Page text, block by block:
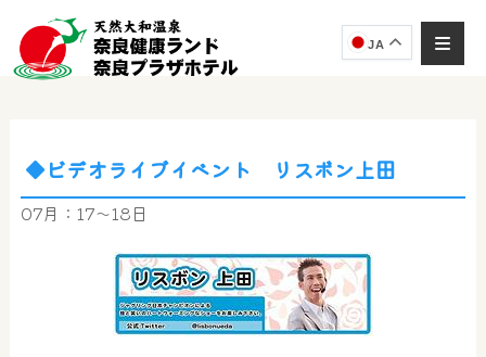
JA
◆ビデオライブイベント リスボン上田
07月：17～18日AIコンシェルジュ
オンライン
奈良健康ランド AIコンシェルジュです。
ご質問をお伺いします。